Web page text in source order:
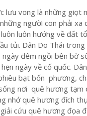
lưu vong là những giọt
người con phải xa
luôn luôn hướng về đất
tủi. Dân Do Thái
đêm ngồi bên bờ
hẹn ngày về cố quốc.
bạt bốn phương,
nơi quê hương tạm
nhớ quê hương đích
cứu quê hương đọa